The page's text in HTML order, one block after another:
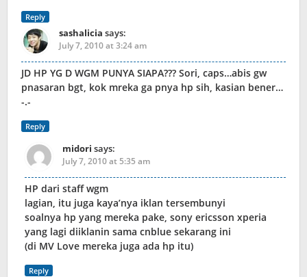
Reply
sashalicia says:
July 7, 2010 at 3:24 am
JD HP YG D WGM PUNYA SIAPA??? Sori, caps…abis gw
pnasaran bgt, kok mreka ga pnya hp sih, kasian bener…
-.-
Reply
midori says:
July 7, 2010 at 5:35 am
HP dari staff wgm
lagian, itu juga kaya’nya iklan tersembunyi
soalnya hp yang mereka pake, sony ericsson xperia
yang lagi diiklanin sama cnblue sekarang ini
(di MV Love mereka juga ada hp itu)
Reply